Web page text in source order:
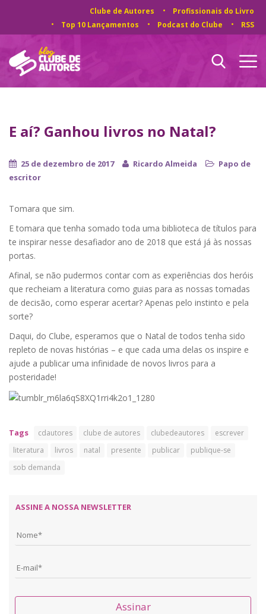
Clube de Autores
Profissionais do Livro
Top 10 Lançamentos
Podcast do Clube RSS
E aí? Ganhou livros no Natal?
25 de dezembro de 2017 Ricardo Almeida
Papo de
escritor
Tomara que sim.
E tomara que tenha somado toda uma biblioteca de títulos para
te inspirar nesse desafiador ano de 2018 que está já às nossas
portas.
Afinal, se não pudermos contar com as experiências dos heróis
que recheiam a literatura como guias para as nossas tomadas
de decisão, como esperar acertar? Apenas pelo instinto e pela
sorte?
Daqui, do Clube, esperamos que o Natal de todos tenha sido
repleto de novas histórias – e que cada uma delas os inspire e
ajude a publicar uma infinidade de novos livros para a
posteridade!
Tags cdautores clube de autores clubedeautores
escrever
literatura
livros natal presente publicar
publique-se
sob demanda
ASSINE A NOSSA NEWSLETTER
Assinar